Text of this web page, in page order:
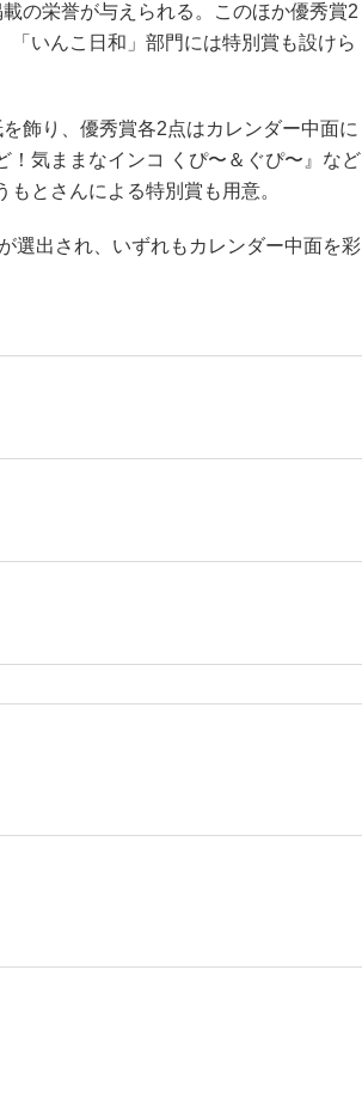
の栄誉が与えられる。このほか優秀賞2
「いんこ日和」部門には特別賞も設けら
飾り、優秀賞各2点はカレンダー中面に
！気ままなインコ くぴ〜＆ぐぴ〜』など
とさんによる特別賞も用意。
選出され、いずれもカレンダー中面を彩